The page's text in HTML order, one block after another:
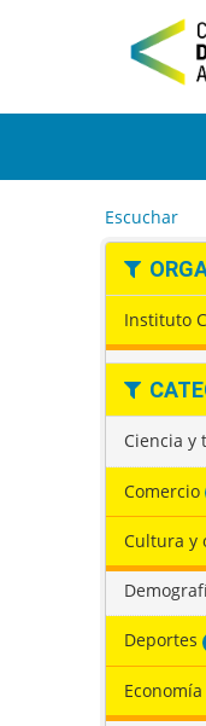
t
Escuchar
Instituto
Ciencia y
Comercio
Cultura y
Deportes
Economía